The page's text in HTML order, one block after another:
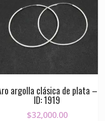
argolla clásica de plata –
ID: 1919
$32,000.00